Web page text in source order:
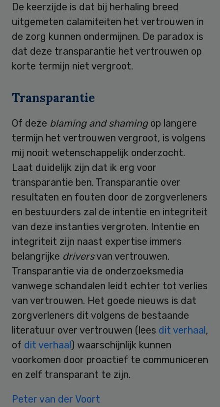
De keerzijde is dat bij herhaling breed
uitgemeten calamiteiten het vertrouwen in
de zorg kunnen ondermijnen. De paradox is
dat deze transparantie het vertrouwen op
korte termijn niet vergroot.
Transparantie
Of deze blaming and shamingop langere
termijn het vertrouwen vergroot, is volgens
mij nooit wetenschappelijk onderzocht.
Laat duidelijk zijn dat ik erg voor
transparantie ben. Transparantie over
resultaten en fouten door de zorgverleners
en bestuurders zal de intentie en integriteit
van deze instanties vergroten. Intentie en
integriteit zijn naast expertise immers
belangrijke driversvan vertrouwen.
Transparantie via de onderzoeksmedia
vanwege schandalen leidt echter tot verlies
van vertrouwen. Het goede nieuws is dat
zorgverleners dit volgens de bestaande
literatuur over vertrouwen (lees dit verhaal,
of dit verhaal) waarschijnlijk kunnen
voorkomen door proactief te communiceren
en zelf transparant te zijn.
Peter van der Voort